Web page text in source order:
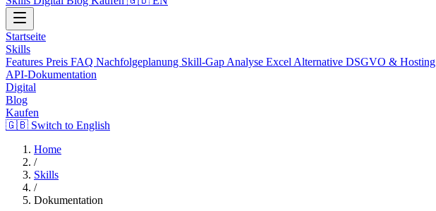
Startseite
Skills
Features Preis FAQ Nachfolgeplanung Skill-Gap Analyse Excel Alternative DSGVO & Hosting
API-Dokumentation
Digital
Blog
Kaufen
🇬🇧 Switch to English
Home
/
Skills
/
Dokumentation